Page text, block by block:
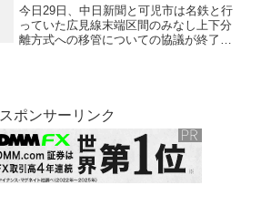
今日29日、中日新聞と可児市は名鉄と行
っていた広見線末端区間のみなし上下分
離方式への移管についての協議が終了し
スポンサーリンク